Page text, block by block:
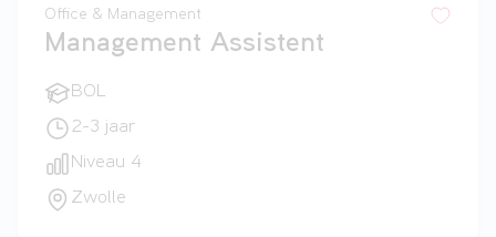
Office & Management
Management Assistent
BOL
2-3 jaar
Niveau 4
Zwolle